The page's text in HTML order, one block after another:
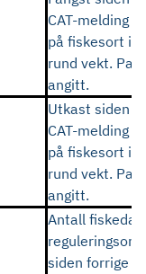
CAT-melding
på fiskesort i
rund vekt.
angitt.
Utkast siden
CAT-melding
på fiskesort i
rund vekt.
angitt.
Antall
siden forrige